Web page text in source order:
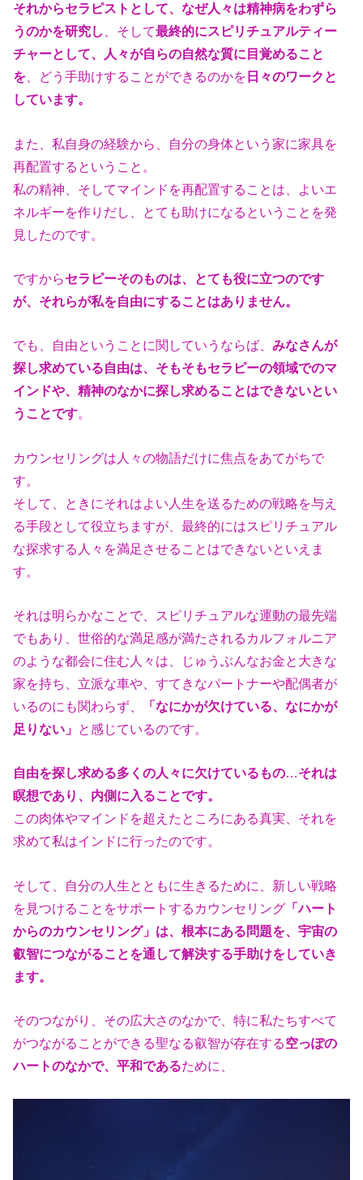
それからセラピストとして、なぜ人々は精神病をわずら
うのかを研究し
そして最終的にスピリチュアルティー
チャーとして、人々が自らの自然な質に目覚めること
を 、どう手助けすることができるのかを 日々のワークと
しています。
また、私自身の経験から、自分の身体という家に家具を
再配置するというこ と。
私の精神、そしてマインドを再配置することは、よいエ
ネルギーを作りだし、とても助けになるということを発
見したのです。
ですからセラピーそのものは、とても役に立つのです
が、それらが私を自由にすることはありません。
でも、自由ということに関していうならば、みなさんが
探し求めている自由は、そもそもセラピーの領域でのマ
インドや、精神のなかに探し求めることはできないとい
うことです。
カウンセリングは人々の物語だけに焦点をあてがちで
す。
そして、ときにそれはよい人生を送るための戦略を与え
る手段として役立ち ますが、最終的にはスピリチュアル
な探求する人々を満足させることはでき ないといえま
す。
それは明らかなことで、スピリチュアルな運動の最先端
でもあり、世俗的な満足感が満たされるカルフォルニア
のような都会に住む人々は、じゅうぶんなお金と大きな
家を持ち、立派な車や、すてきなパートナーや配偶者が
いるのにも関わらず、
「なにかが欠けている、なにかが
足りない」 と感じているのです。
自由を探し求める多くの人々に欠けているもの…それは
瞑想であり、内側に 入ることです。
この肉体やマインドを超えたところにある真実、それを
求めて私はインドに行ったのです。
そして、自分の人生とともに生きるために、新しい戦略
を見つけることをサポートするカウンセリング 「ハート
からのカウンセリング」は、根本にある問題を、宇宙の
叡智につながることを通して解決する手助けをしていき
ます。
そのつながり、その広大さのなかで、特に私たちすべて
がつながることができる聖なる叡智が存在する空っぽの
ハートのなかで、平和であるために、